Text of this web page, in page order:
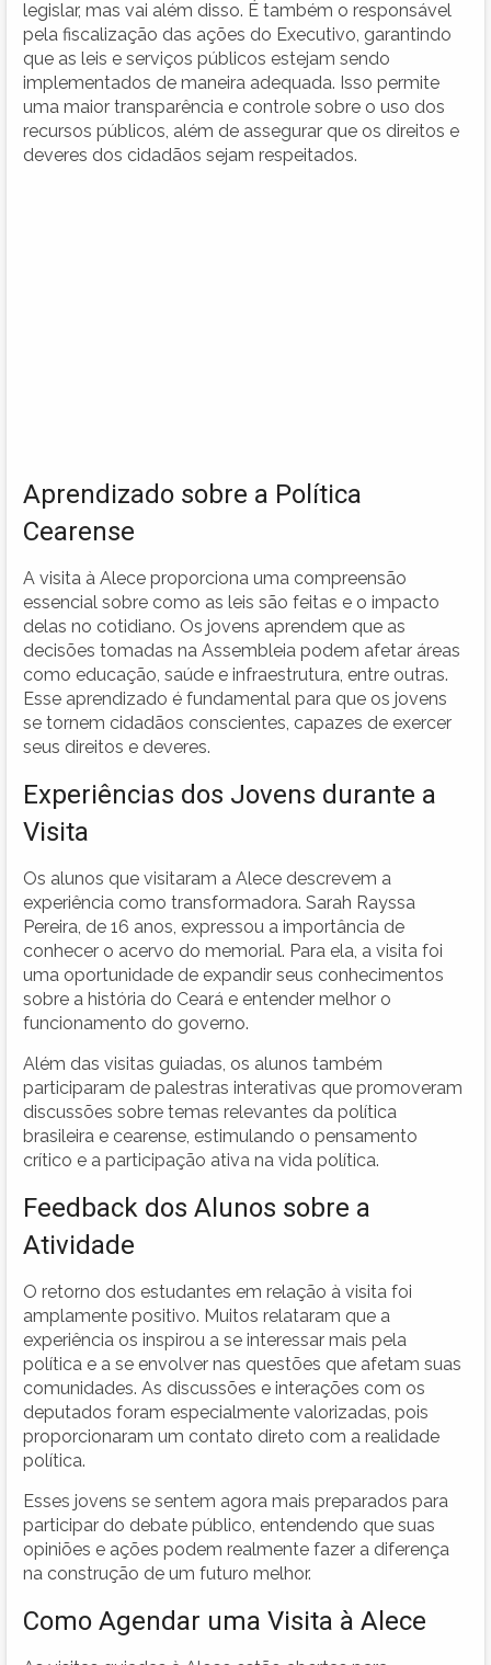
legislar, mas vai além disso. É também o responsável
pela fiscalização das ações do Executivo, garantindo
que as leis e serviços públicos estejam sendo
implementados de maneira adequada. Isso permite
uma maior transparência e controle sobre o uso dos
recursos públicos, além de assegurar que os direitos e
deveres dos cidadãos sejam respeitados.
Aprendizado sobre a Política
Cearense
A visita à Alece proporciona uma compreensão
essencial sobre como as leis são feitas e o impacto
delas no cotidiano. Os jovens aprendem que as
decisões tomadas na Assembleia podem afetar áreas
como educação, saúde e infraestrutura, entre outras.
Esse aprendizado é fundamental para que os jovens
se tornem cidadãos conscientes, capazes de exercer
seus direitos e deveres.
Experiências dos Jovens durante a
Visita
Os alunos que visitaram a Alece descrevem a
experiência como transformadora. Sarah Rayssa
Pereira, de 16 anos, expressou a importância de
conhecer o acervo do memorial. Para ela, a visita foi
uma oportunidade de expandir seus conhecimentos
sobre a história do Ceará e entender melhor o
funcionamento do governo.
Além das visitas guiadas, os alunos também
participaram de palestras interativas que promoveram
discussões sobre temas relevantes da política
brasileira e cearense, estimulando o pensamento
crítico e a participação ativa na vida política.
Feedback dos Alunos sobre a
Atividade
O retorno dos estudantes em relação à visita foi
amplamente positivo. Muitos relataram que a
experiência os inspirou a se interessar mais pela
política e a se envolver nas questões que afetam suas
comunidades. As discussões e interações com os
deputados foram especialmente valorizadas, pois
proporcionaram um contato direto com a realidade
política.
Esses jovens se sentem agora mais preparados para
participar do debate público, entendendo que suas
opiniões e ações podem realmente fazer a diferença
na construção de um futuro melhor.
Como Agendar uma Visita à Alece